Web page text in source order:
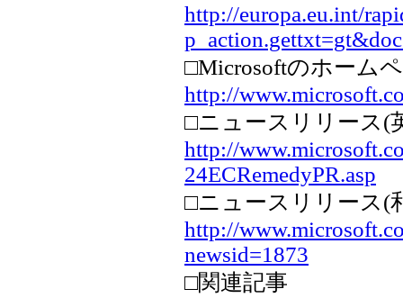
http://europa.eu.int/
□Microsoftのホーム
http://
□ニュースリリース(
http://
24ECRemedyPR.asp
□ニュースリリース(
http://
newsid=1873
□関連記事